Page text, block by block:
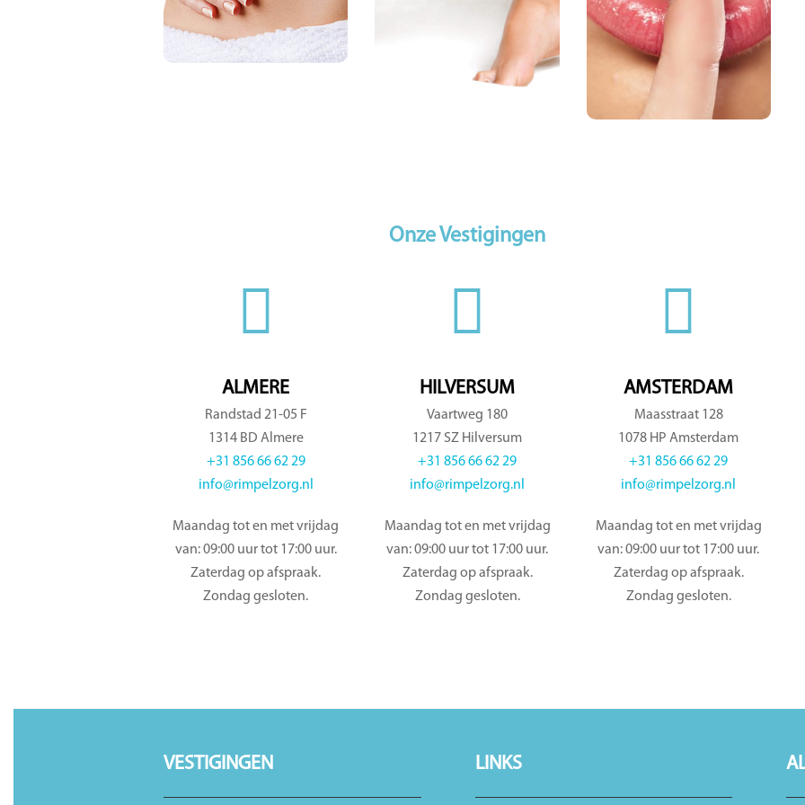
Voor het hardnekkige
vet
Nagenoeg pijnloos
Alle huidtypen
HIFU&HIFU Femininum
Onze Vestigingen
ALMERE
Randstad 21-05 F
1314 BD Almere
+31 856 66 62 29
info@rimpelzorg.nl
Maandag tot en met vrijdag
van: 09:00 uur tot 17:00 uur.
Zaterdag op afspraak.
Zondag gesloten.
HILVERSUM
Vaartweg 180
1217 SZ Hilversum
+31 856 66 62 29
info@rimpelzorg.nl
Maandag tot en met vrijdag
van: 09:00 uur tot 17:00 uur.
Zaterdag op afspraak.
Zondag gesloten.
AMSTERDAM
Maasstraat 128
1078 HP Amsterdam
+31 856 66 62 29
info@rimpelzorg.nl
Maandag tot en met vrijdag
van: 09:00 uur tot 17:00 uur.
Zaterdag op afspraak.
Zondag gesloten.
VESTIGINGEN LINKS